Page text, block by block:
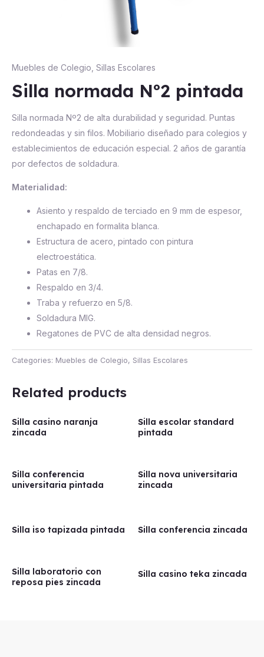
Muebles de Colegio Sillas Escolares
Silla normada Nº2 pintada
Silla normada Nº2 de alta durabilidad y seguridad. Puntas
redondeadas y sin filos. Mobiliario diseñado para colegios y
establecimientos de educación especial. 2 años de garantía
por defectos de soldadura.
Materialidad:
Asiento y respaldo de terciado en 9 mm de espesor,
enchapado en formalita blanca.
Estructura de acero, pintado con pintura
electroestática.
Patas en 7/8.
Respaldo en 3/4.
Traba y refuerzo en 5/8.
Soldadura MIG.
Regatones de PVC de alta densidad negros.
Categories: Muebles de Colegio, Sillas Escolares
Related products
Silla casino naranja
zincada
Silla escolar standard
pintada
Silla conferencia
universitaria pintada
Silla nova universitaria
zincada
Silla iso tapizada pintada Silla conferencia zincada
Silla laboratorio con
reposa pies zincada
Silla casino teka zincada